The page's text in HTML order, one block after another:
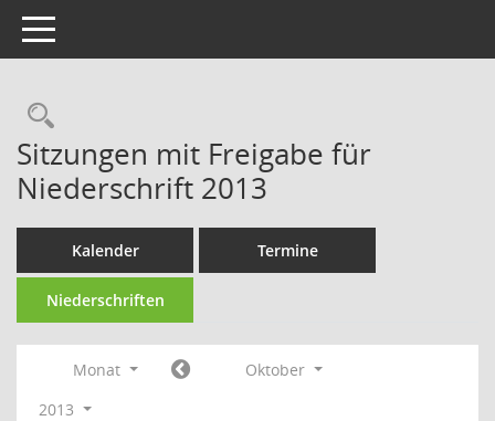
Toggle navigation
Rechercheauswahl
Sitzungen mit Freigabe für
Niederschrift 2013
Kalender Termine
Niederschriften
Monat
Oktober
2013